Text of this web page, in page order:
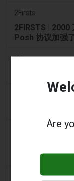
2Firsts
2FIRSTS | 2000
Posh 协议加强
IOL
一次性电子烟
Are